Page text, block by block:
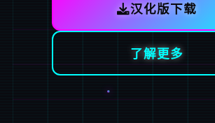
汉化版下载
了解更多